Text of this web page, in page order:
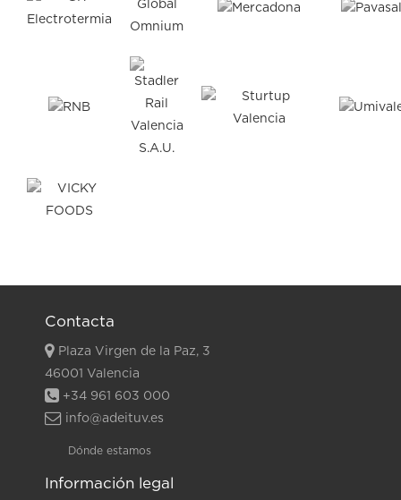
Contacta
Plaza Virgen de la Paz, 3
46001 Valencia
+34 961 603 000
info@adeituv.es
Dónde estamos
Información legal